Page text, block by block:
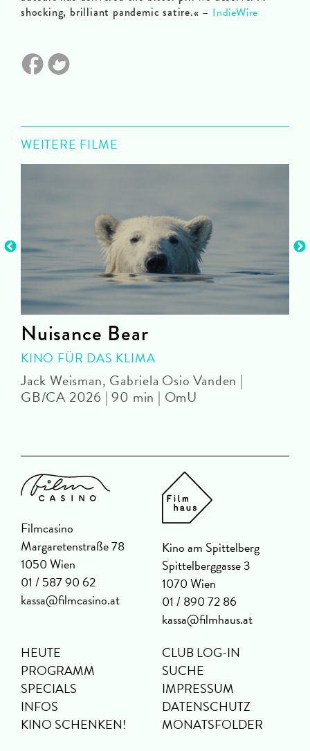
shocking, brilliant pandemic satire.« – IndieWire
WEITERE FILME
Nuisance Bear
KINO FÜR DAS KLIMA
Jack Weisman, Gabriela Osio Vanden |
GB/CA 2026 | 90 min | OmU
Filmcasino
Margaretenstraße 78
1050 Wien
01 / 587 90 62
kassa@filmcasino.at
Kino am Spittelberg
Spittelberggasse 3
1070 Wien
01 / 890 72 86
kassa@filmhaus.at
HEUTE
PROGRAMM
SPECIALS
INFOS
KINO SCHENKEN!
CLUB LOG-IN
SUCHE
IMPRESSUM
DATENSCHUTZ
MONATSFOLDER